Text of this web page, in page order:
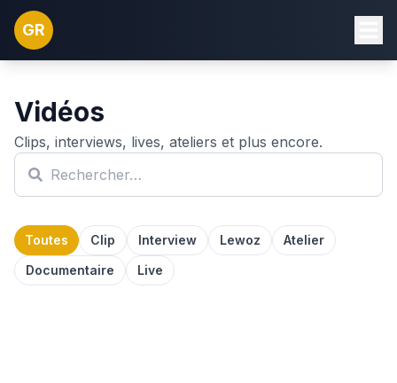
GR
Vidéos
Clips, interviews, lives, ateliers et plus encore.
Toutes Clip Interview Lewoz
Atelier
Documentaire
Live